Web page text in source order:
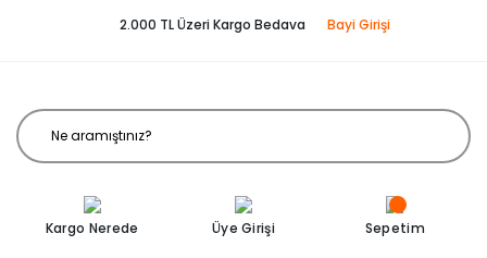
2.000 TL Üzeri Kargo Bedava Bayi Girişi
Kargo Nerede Üye Girişi Sepetim